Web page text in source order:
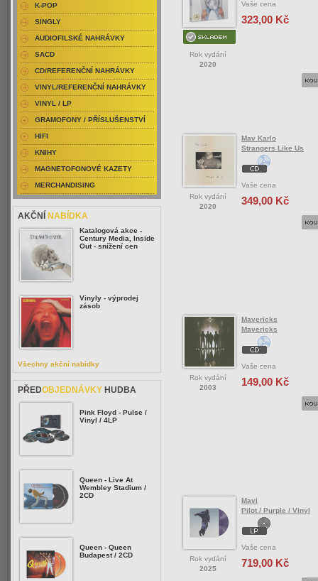
Rok vydání
2020
Vaše cena
323,00 Kč
Rok vydání
2020
Mav Karlo
Strangers Like Us
Vaše cena
349,00 Kč
Rok vydání
2003
Mavericks
Mavericks
Vaše cena
149,00 Kč
Rok vydání
2025
Mavi
Pilot / Purple / Vinyl
Vaše cena
719,00 Kč
K-POP
SINGLY
AUDIOFILSKÉ NAHRÁVKY
SACD
CD/REFERENČNÍ NAHRÁVKY
VINYL/REFERENČNÍ NAHRÁVKY
VINYL / LP
GRAMOFONY / PŘÍSLUŠENSTVÍ
HIFI
KNIHY
MAGNETOFONOVÉ KAZETY
MERCHANDISING
AKČNÍ NABÍDKA
Katalogová akce -
Century Media, Inside
Out - snížení cen
Vinyly - výprodej
zásob
Všechny akční nabídky
PŘEDOBJEDNÁVKY HUDBA
Pink Floyd - Pulse /
Vinyl / 4LP
Queen - Live At
Wembley Stadium /
2CD
Queen - Queen
Budapest / 2CD